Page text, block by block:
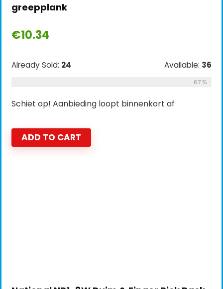
greepplank
€10.34
Already Sold: 24 Available: 36
67 %
Schiet op! Aanbieding loopt binnenkort af
ADD TO CART